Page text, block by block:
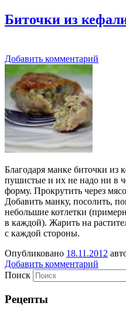
Биточки из
Добавить комментарий
Благодаря манке биточки из
пушистые и их не надо ни в
форму. Прокрутить через
Добавить манку, посолить,
небольшие котлетки
в каждой). Жарить на
с каждой стороны.
Опубликовано 18.11.2012
Добавить комментарий
Поиск
Рецепты